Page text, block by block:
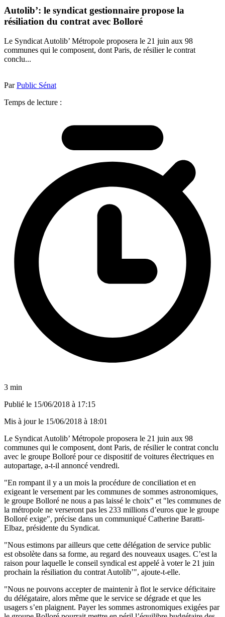
Autolib’: le syndicat gestionnaire propose la
résiliation du contrat avec Bolloré
Le Syndicat Autolib’ Métropole proposera le 21 juin aux 98
communes qui le composent, dont Paris, de résilier le contrat
conclu...
ParPublic Sénat
Temps de lecture :
3 min
Publié le 15/06/2018 à 17:15
Mis à jour le 15/06/2018 à 18:01
Le Syndicat Autolib’ Métropole proposera le 21 juin aux 98
communes qui le composent, dont Paris, de résilier le contrat conclu
avec le groupe Bolloré pour ce dispositif de voitures électriques en
autopartage, a-t-il annoncé vendredi.
"En rompant il y a un mois la procédure de conciliation et en
exigeant le versement par les communes de sommes astronomiques,
le groupe Bolloré ne nous a pas laissé le choix" et "les communes de
la métropole ne verseront pas les 233 millions d’euros que le groupe
Bolloré exige", précise dans un communiqué Catherine Baratti-
Elbaz, présidente du Syndicat.
"Nous estimons par ailleurs que cette délégation de service public
est obsolète dans sa forme, au regard des nouveaux usages. C’est la
raison pour laquelle le conseil syndical est appelé à voter le 21 juin
prochain la résiliation du contrat Autolib’", ajoute-t-elle.
"Nous ne pouvons accepter de maintenir à flot le service déficitaire
du délégataire, alors même que le service se dégrade et que les
usagers s’en plaignent. Payer les sommes astronomiques exigées par